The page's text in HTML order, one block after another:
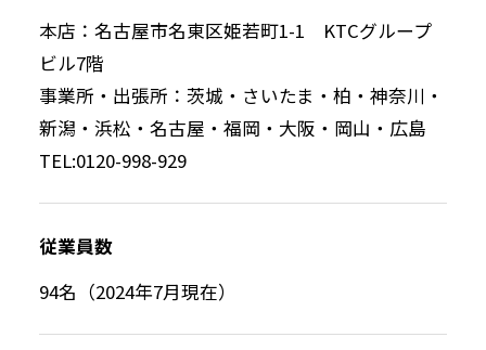
本店：名古屋市名東区姫若町1-1 KTCグループ
ビル7階
事業所・出張所：茨城・さいたま・柏・神奈川・
新潟・浜松・名古屋・福岡・大阪・岡山・広島
TEL:0120-998-929
従業員数
94名（2024年7月現在）